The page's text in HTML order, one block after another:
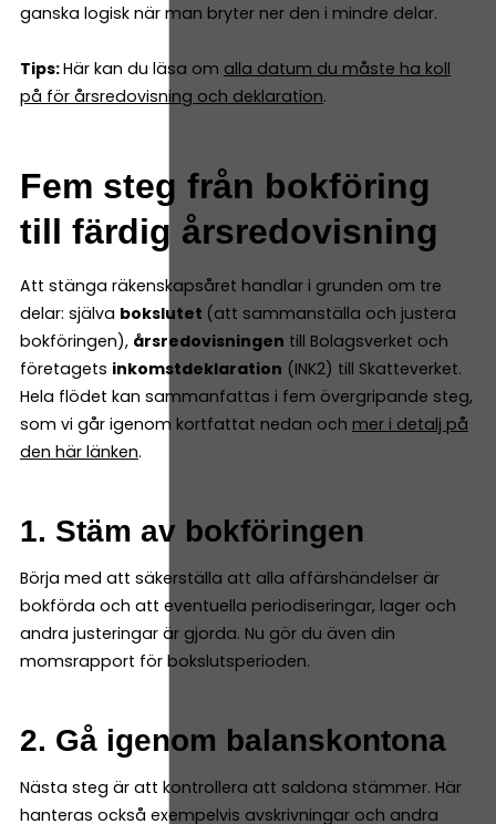
ganska logisk när man bryter ner den i mindre delar.
Tips:Här kan du läsa om alla datum du måste ha koll
på för årsredovisning och deklaration.
Fem steg från bokföring
till färdig årsredovisning
Att stänga räkenskapsåret handlar i grunden om tre
delar: själva bokslutet (att sammanställa och justera
bokföringen), årsredovisningen till Bolagsverket och
företagets inkomstdeklaration (INK2) till Skatteverket.
Hela flödet kan sammanfattas i fem övergripande steg,
som vi går igenom kortfattat nedan och mer i detalj på
den här länken.
1. Stäm av bokföringen
Börja med att säkerställa att alla affärshändelser är
bokförda och att eventuella periodiseringar, lager och
andra justeringar är gjorda. Nu gör du även din
momsrapport för bokslutsperioden.
2. Gå igenom balanskontona
Nästa steg är att kontrollera att saldona stämmer. Här
hanteras också exempelvis avskrivningar och andra